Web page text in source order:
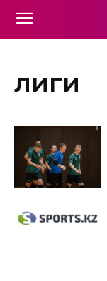
лиги